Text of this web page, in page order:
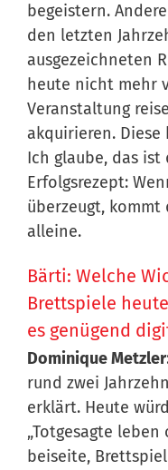
begeistern.
den letzten
ausgezeichneten
heute nicht mehr
Veranstaltung
akquirieren.
Ich glaube, das
Erfolgsrezept:
überzeugt, kommt
alleine.
Bärti: Welche
Brettspiele
es genügend
Dominique Metzler
rund zwei
erklärt. Heute
„Totgesagte leben
beiseite,